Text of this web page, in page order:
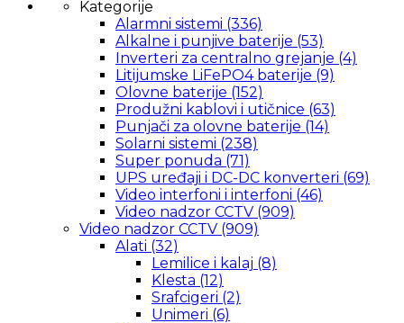
Kategorije
Alarmni sistemi (336)
Alkalne i punjive baterije (53)
Inverteri za centralno grejanje (4)
Litijumske LiFePO4 baterije (9)
Olovne baterije (152)
Produžni kablovi i utičnice (63)
Punjači za olovne baterije (14)
Solarni sistemi (238)
Super ponuda (71)
UPS uređaji i DC-DC konverteri (69)
Video interfoni i interfoni (46)
Video nadzor CCTV (909)
Video nadzor CCTV (909)
Alati (32)
Lemilice i kalaj (8)
Klesta (12)
Srafcigeri (2)
Unimeri (6)